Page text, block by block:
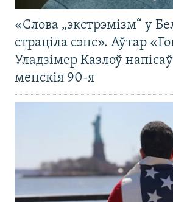
«Слова „экстрэмізм“ у
страціла сэнс». Аўтар
Уладзімер Казлоў
менскія 90-я